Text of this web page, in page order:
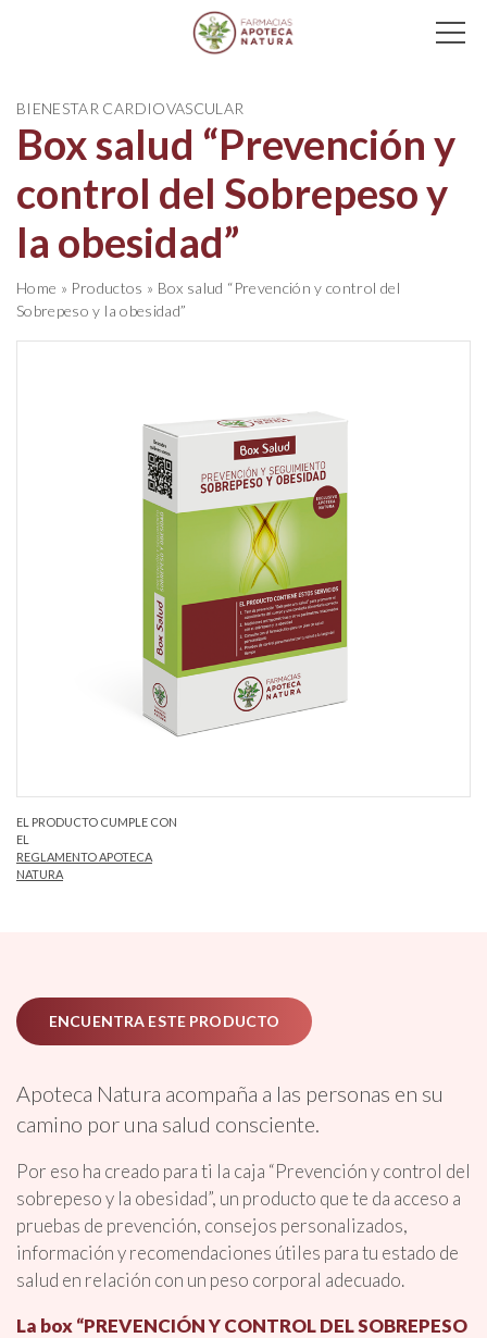
Main Navigation
ENCUENTRA ESTE PRODUCTO
Apoteca Natura acompaña a las personas en su
camino por una salud consciente.
Por eso ha creado para ti la caja “Prevención y control del
sobrepeso y la obesidad”, un producto que te da acceso a
pruebas de prevención, consejos personalizados,
información y recomendaciones útiles para tu estado de
salud en relación con un peso corporal adecuado.
La box “PREVENCIÓN Y CONTROL DEL SOBREPESO
BIENESTAR CARDIOVASCULAR
Box salud “Prevención y
control del Sobrepeso y
la obesidad”
Home » Productos » Box salud “Prevención y control del
Sobrepeso y la obesidad”
EL PRODUCTO CUMPLE CON
EL
REGLAMENTO APOTECA
NATURA